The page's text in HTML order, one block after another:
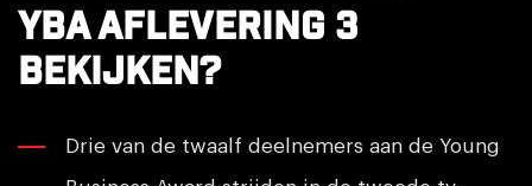
YBA aflevering 3
bekijken?
Drie van de twaalf deelnemers aan de Young